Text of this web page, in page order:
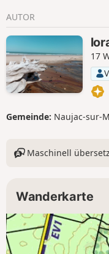
AUTOR
17
Gemeinde: Naujac-sur-
Maschinell
Wanderkarte